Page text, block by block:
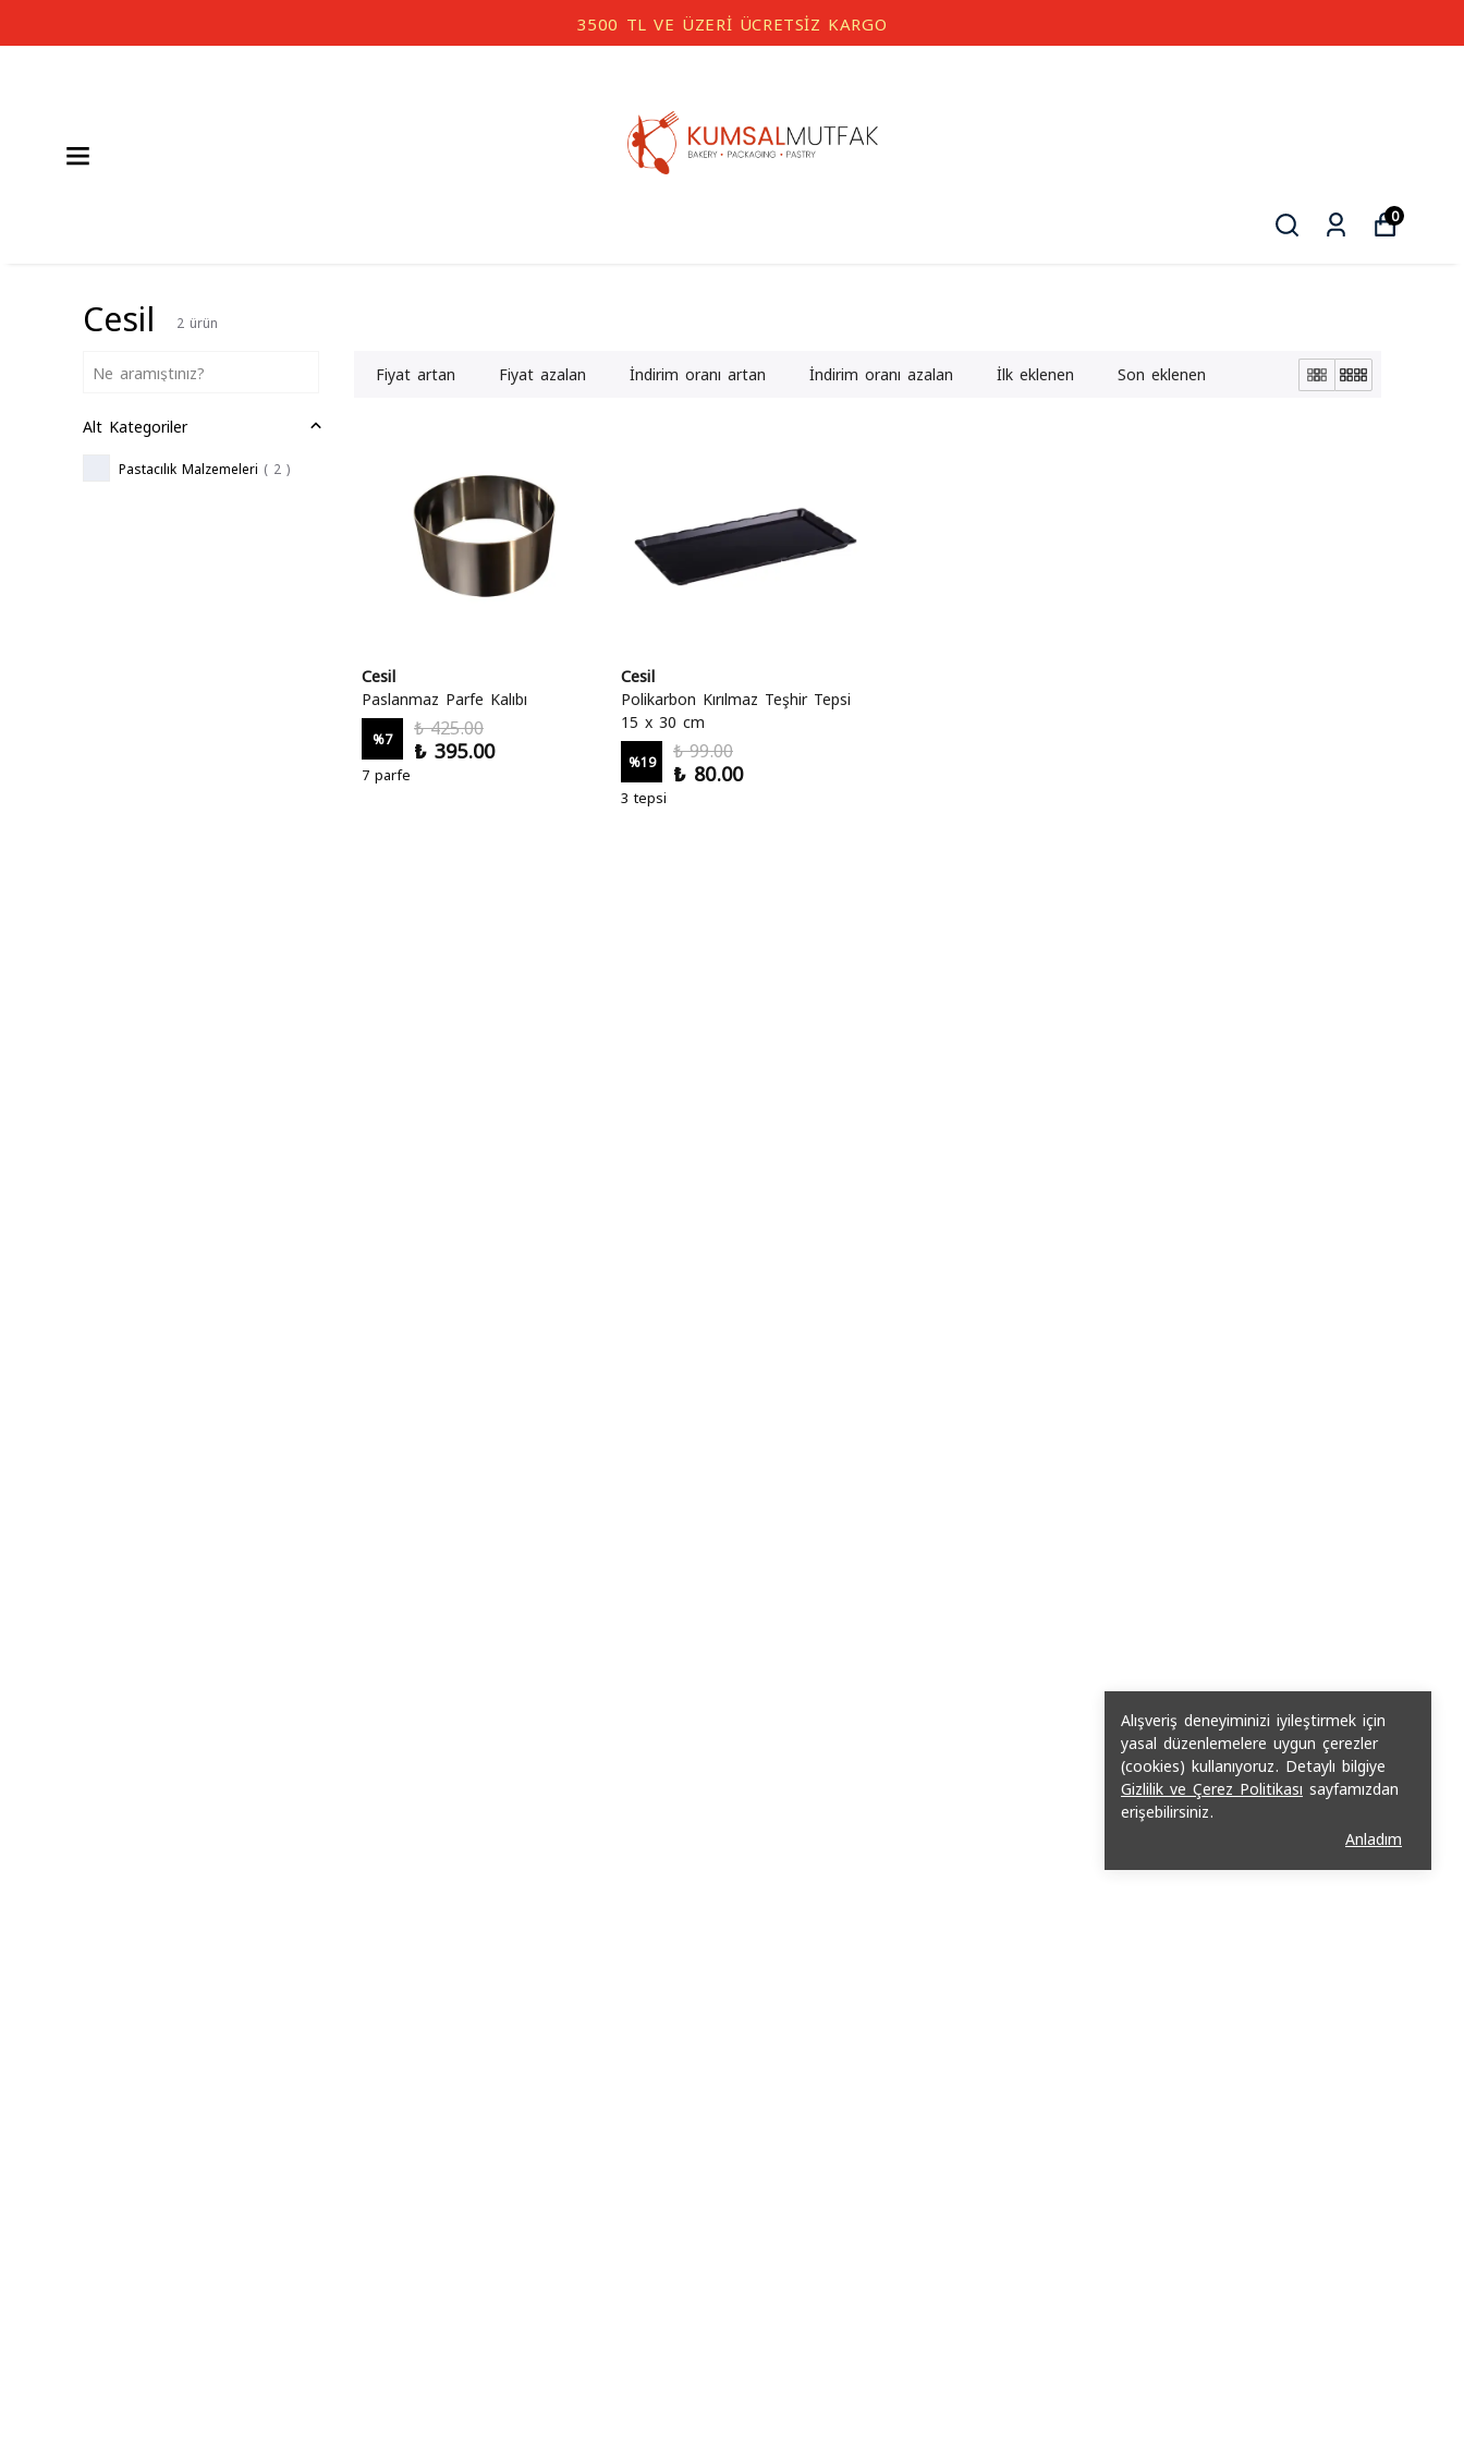
0
Alışveriş deneyiminizi iyileştirmek için
yasal düzenlemelere uygun çerezler
(cookies) kullanıyoruz. Detaylı bilgiye
Gizlilik ve Çerez Politikası sayfamızdan
erişebilirsiniz.
Anladım
Cesil 2 ürün
Fiyat artan Fiyat azalan İndirim oranı artan İndirim oranı azalan İlk eklenen Son eklenen
Alt Kategoriler
Pastacılık Malzemeleri ( 2 )
Cesil
Paslanmaz Parfe Kalıbı
%7
₺ 425.00
₺ 395.00
7 parfe
Cesil
Polikarbon Kırılmaz Teşhir Tepsi
15 x 30 cm
%19
₺ 99.00
₺ 80.00
3 tepsi